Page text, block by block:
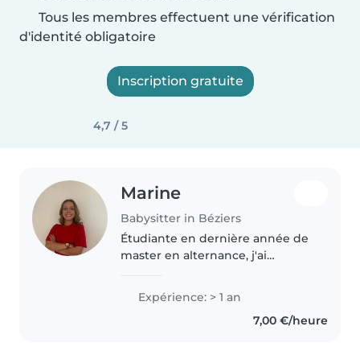
Tous les membres effectuent une vérification
d'identité obligatoire
Inscription gratuite
4,7 / 5
Marine
Babysitter in Béziers
Étudiante en dernière année de
master en alternance, j'ai
cousins depuis plusieurs années.
Patiente, responsable et toujours
de bonne humeur, j'aime..
Expérience: > 1 an
7,00 €/heure